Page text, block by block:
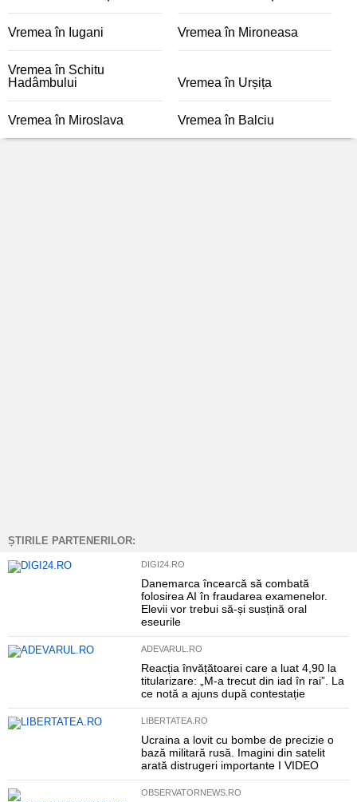
Vremea în Iugani Vremea în Mironeasa
Vremea în Schitu
Hadâmbului
Vremea în Urșița
Vremea în Miroslava Vremea în Balciu
ȘTIRILE PARTENERILOR:
DIGI24.RO
Danemarca încearcă să combată
folosirea AI în fraudarea examenelor.
Elevii vor trebui să-și susțină oral
eseurile
ADEVARUL.RO
Reacția învățătoarei care a luat 4,90 la
titularizare: „M-a trecut din iad în rai”. La
ce notă a ajuns după contestație
LIBERTATEA.RO
Ucraina a lovit cu bombe de precizie o
bază militară rusă. Imagini din satelit
arată distrugeri importante I VIDEO
OBSERVATORNEWS.RO